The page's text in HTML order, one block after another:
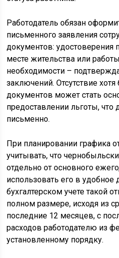
Работодатель обязан
письменного заявления
документов: удостоверения
месте жительства или
необходимости –
заключений. Отсутствие
документов может стать
предоставлении льготы,
письменно.
При планировании графика
учитывать, что
отдельно от основного
использовать его в удобное
бухгалтерском учете такой
полном размере, исходя из
последние 12 месяцев, с
расходов работодателю из
установленному порядку.